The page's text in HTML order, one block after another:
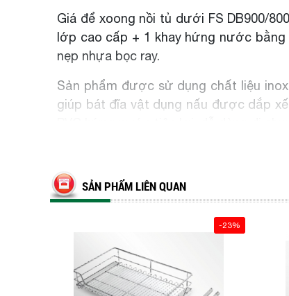
Giá để xoong nồi tủ dưới FS DB900/
lớp cao cấp + 1 khay hứng nước
nẹp nhựa bọc ray.
Sản phẩm được sử dụng chất liệu
giúp bát đĩa vật dụng nấu được dắp
Chất liệu inox 201 mạ crom 5 lớp
Đi kèm với giá bát đĩa đa năng là bộ
chuyển dễ dàng và êm ái khi đóng
lớp cao cấp bảo vệ hệ thống ray và tôn
SẢN PHẨM LIÊN QUAN
-23%